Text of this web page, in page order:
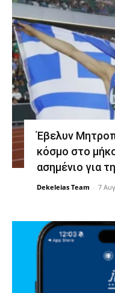
Έβελυν
κόσμο στο
ασημένιο για
Dekeleias Team - 7